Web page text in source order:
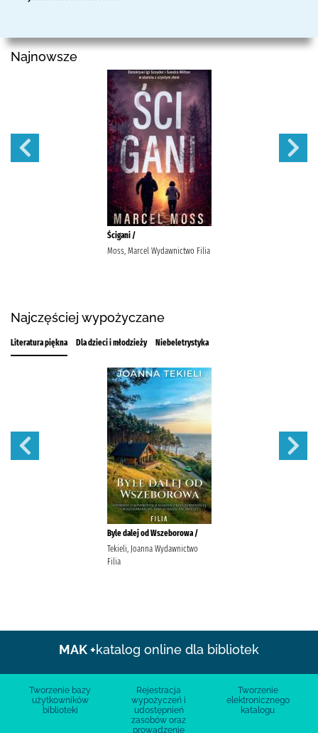
Najnowsze
Ścigani /
Moss, Marcel Wydawnictwo Filia
Najczęściej wypożyczane
Literatura piękna Dla dzieci i młodzieży Niebeletrystyka
Byle dalej od Wszeborowa /
Tekieli, Joanna Wydawnictwo
Filia
MAK +katalog online dla bibliotek
Tworzenie bazy
użytkowników
biblioteki
Rejestracja
wypożyczeń i
udostępnień
zasobów oraz
prowadzenie
Tworzenie
elektronicznego
katalogu